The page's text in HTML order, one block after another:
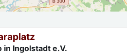
in Ingolstadt e.V.